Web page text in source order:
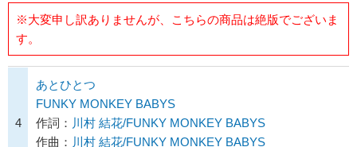
※大変申し訳ありませんが、こちらの商品は絶版でございま
す。
4
あとひとつ
FUNKY MONKEY BABYS
作詞： 川村 結花/FUNKY MONKEY BABYS
作曲： 川村 結花/FUNKY MONKEY BABYS